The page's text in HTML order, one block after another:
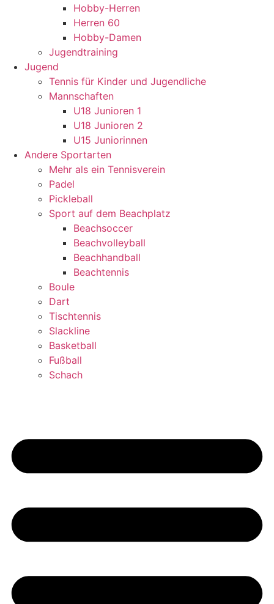
Hobby-Herren
Herren 60
Hobby-Damen
Jugendtraining
Jugend
Tennis für Kinder und Jugendliche
Mannschaften
U18 Junioren 1
U18 Junioren 2
U15 Juniorinnen
Andere Sportarten
Mehr als ein Tennisverein
Padel
Pickleball
Sport auf dem Beachplatz
Beachsoccer
Beachvolleyball
Beachhandball
Beachtennis
Boule
Dart
Tischtennis
Slackline
Basketball
Fußball
Schach